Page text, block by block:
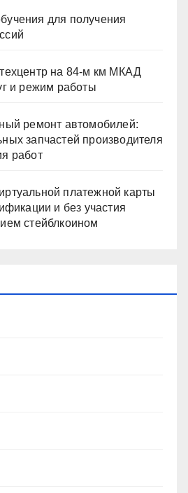
для получения
на 84-м км МКАД
и режим работы
ремонт автомобилей:
запчастей производителя
работ
платежной карты
и без участия
стейблкоином